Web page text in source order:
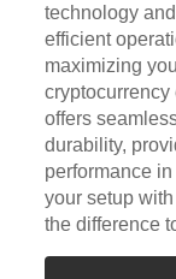
technology
efficient
maximizing
cryptocurrency
offers
durability,
performance
your setup
the difference